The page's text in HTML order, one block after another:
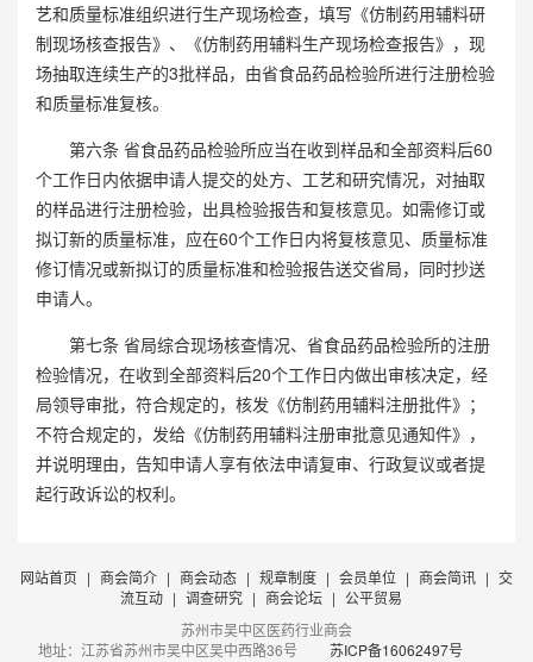
艺和质量标准组织进行生产现场检查，填写 《仿制药用辅料研
制现场核查报告》、《仿制药用辅料生产现场检查报告》，现
场抽取连续生产的3批样品，由省食品药品检验所进行注册检验
和质量标准复核。
第六条 省食品药品检验所应当在收到样品和全部资料后60
个工作日内依据申请人提交的处方、工艺和研究情况， 对抽取
的样品进行注册检验，出具检验报告和复核意见。如需修订或
拟订新的质量标准，应在60个工作日内将复核意见、质量标准
修订情况或新拟订的质量标准和检验报告送交省局，同时抄送
申请人。
第七条 省局综合现场核查情况、省食品药品检验所的注册
检验情况，在收到全部资料后20个工作日内做出审核决定，经
局领导审批，符合规定的，核发《仿制药用辅料注册批件》；
不符合规定的，发给《仿制药用辅料注册审批意见通知件》，
并说明理由，告知申请人享有依法申请复审、行政复议或者提
起行政诉讼的权利。
网站首页 | 商会简介 | 商会动态 | 规章制度 | 会员单位 | 商会简讯 | 交
流互动 | 调查研究 | 商会论坛 | 公平贸易
苏州市吴中区医药行业商会
地址：江苏省苏州市吴中区吴中西路36号
苏ICP备16062497号